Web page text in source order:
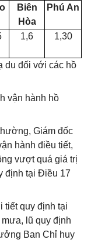
Biên
Hòa
Phú An
1,6 1,30
du đối với các hồ
vận hành hồ
Giám đốc
hành điều tiết,
vượt quá giá trị
định tại Điều 17
tiết quy định tại
lũ quy định
Ban Chỉ huy